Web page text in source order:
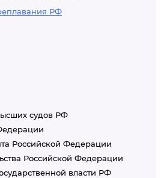
РФ
судов РФ
Российской Федерации
Российской Федерации
власти РФ